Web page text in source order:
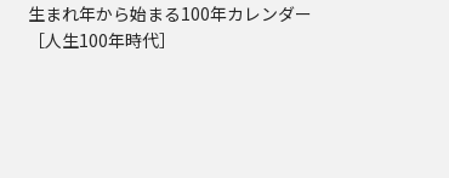
生まれ年から始まる100年カレンダー
［人生100年時代］